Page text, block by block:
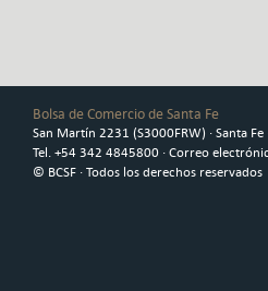
Bolsa de Comercio de Santa Fe
San Martín 2231 (S3000FRW) · Santa
Tel. +54 342 4845800 · Correo
© BCSF · Todos los derechos reservados